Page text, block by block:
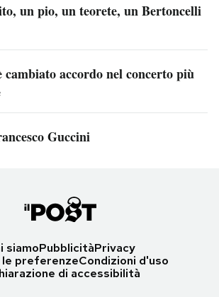
un pio, un teorete, un Bertoncelli
cambiato accordo nel concerto più
Guccini
siamoPubblicitàPrivacy
preferenzeCondizioni d'uso
di accessibilità